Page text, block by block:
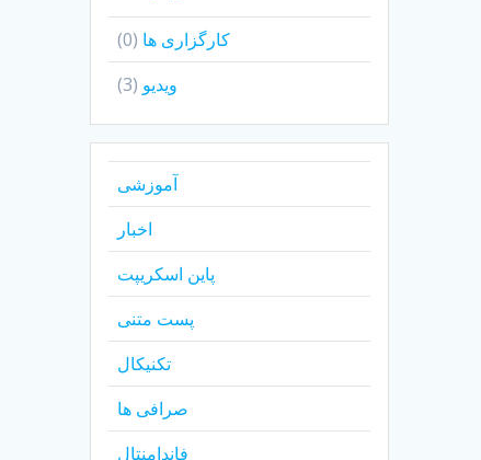
کارگزاری ها (0)
ویدیو (3)
آموزشی
اخبار
پاین اسکریپت
پست متنی
تکنیکال
صرافی ها
فاندامنتال